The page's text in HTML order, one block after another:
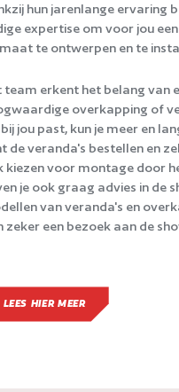
hun jarenlange ervaring
expertise om voor jou
te ontwerpen en te
team erkent het belang van
overkapping of
jou past, kun je meer en
de veranda's bestellen en
kiezen voor montage door
je ook graag advies in de
van veranda's en
zeker een bezoek aan de
LEES HIER MEER